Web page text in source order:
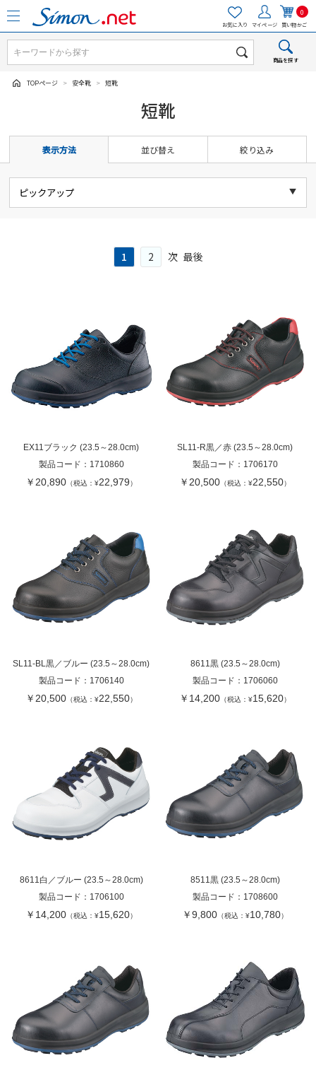
お気に入り マイページ
0
買い物かご
商品を探す
TOPページ > 安全靴 > 短靴
短靴
表示方法 並び替え 絞り込み
1 2 次 最後
EX11ブラック (23.5～28.0cm)
製品コード： 1710860
￥20,890 （税込：¥22,979）
SL11-R黒／赤 (23.5～28.0cm)
製品コード： 1706170
￥20,500 （税込：¥22,550）
SL11-BL黒／ブルー (23.5～28.0cm)
製品コード： 1706140
￥20,500 （税込：¥22,550）
8611黒 (23.5～28.0cm)
製品コード： 1706060
￥14,200 （税込：¥15,620）
8611白／ブルー (23.5～28.0cm)
製品コード： 1706100
￥14,200 （税込：¥15,620）
8511黒 (23.5～28.0cm)
製品コード： 1708600
￥9,800 （税込：¥10,780）